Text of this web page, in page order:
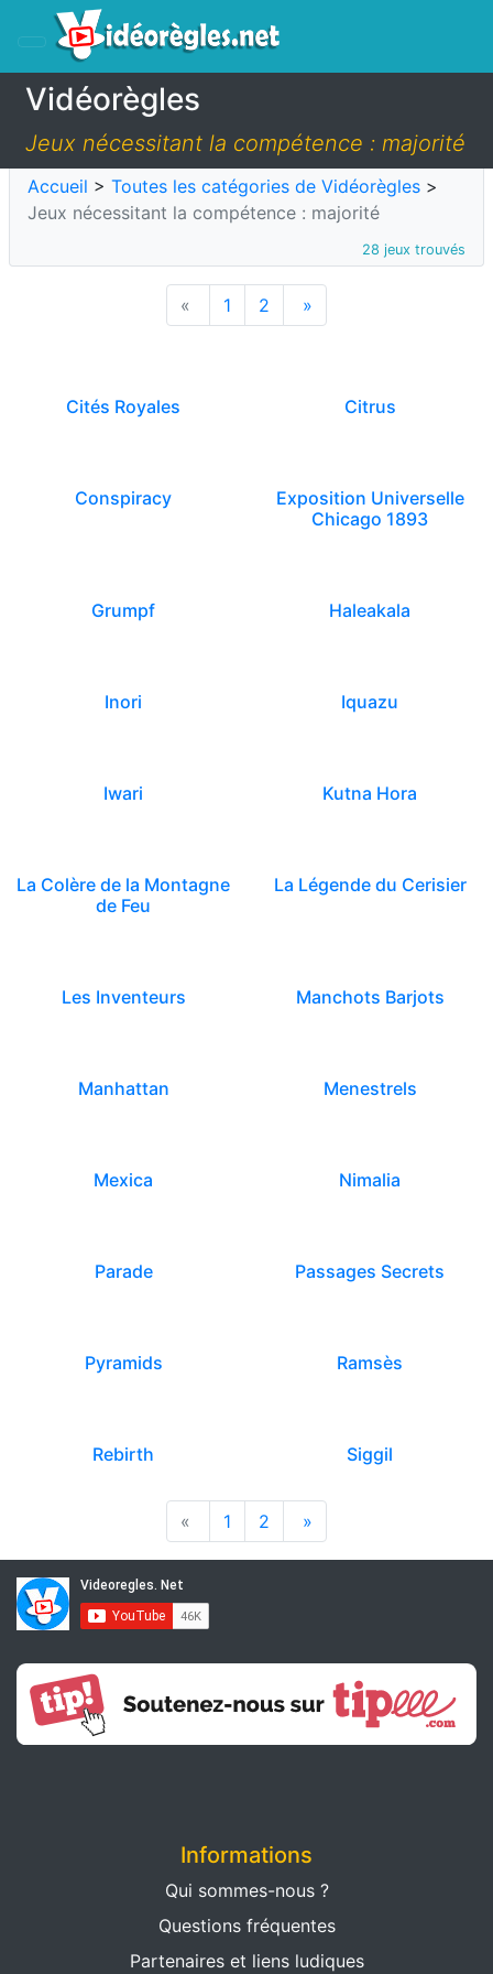
Vidéorègles
Jeux nécessitant la compétence : majorité
Accueil > Toutes les catégories de Vidéorègles >
Jeux nécessitant la compétence : majorité
28 jeux trouvés
« 1 2 »
Cités Royales Citrus
Conspiracy
Exposition Universelle
Chicago 1893
Grumpf Haleakala
Inori Iquazu
Iwari Kutna Hora
La Colère de la Montagne
de Feu
La Légende du Cerisier
Les Inventeurs Manchots Barjots
Manhattan Menestrels
Mexica Nimalia
Parade Passages Secrets
Pyramids Ramsès
Rebirth Siggil
« 1 2 »
Informations
Qui sommes-nous ?
Questions fréquentes
Partenaires et liens ludiques